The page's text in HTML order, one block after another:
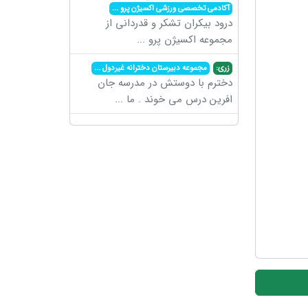
آکادمی تخصصی ورزشی اکسیژن پرو...
درود بیکران تشکر و قدردانی از
مجموعه اکسیژن پرو ...
زری: مجموعه دبیرستان دخترانه غیردول...
دخترم با دوستش در مدرسه جان
افرین درس می خوند . ما ...